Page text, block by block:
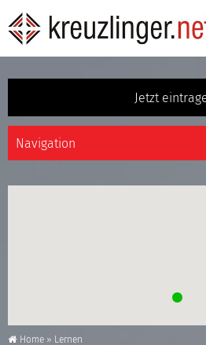
Jetzt
Home » Lernen